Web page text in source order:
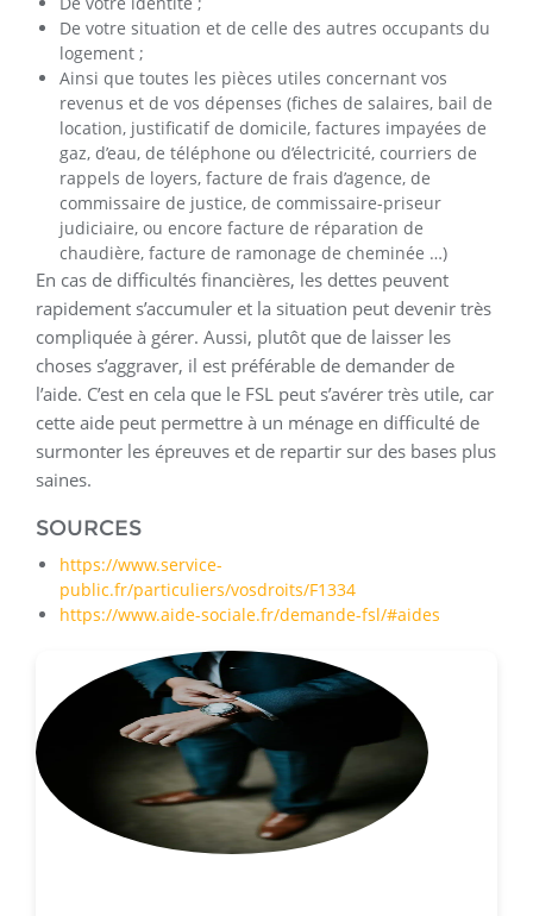
De votre situation et de celle des autres occupants du
logement ;
Ainsi que toutes les pièces utiles concernant vos
revenus et de vos dépenses (fiches de salaires, bail de
location, justificatif de domicile, factures impayées de
gaz, d’eau, de téléphone ou d’électricité, courriers de
rappels de loyers, facture de frais d’agence, de
commissaire de justice, de commissaire-priseur
judiciaire, ou encore facture de réparation de
chaudière, facture de ramonage de cheminée …)
En cas de difficultés financières, les dettes peuvent
rapidement s’accumuler et la situation peut devenir très
compliquée à gérer. Aussi, plutôt que de laisser les
choses s’aggraver, il est préférable de demander de
l’aide. C’est en cela que le FSL peut s’avérer très utile, car
cette aide peut permettre à un ménage en difficulté de
surmonter les épreuves et de repartir sur des bases plus
saines.
SOURCES
https://www.service-
public.fr/particuliers/vosdroits/F1334
https://www.aide-sociale.fr/demande-fsl/#aides